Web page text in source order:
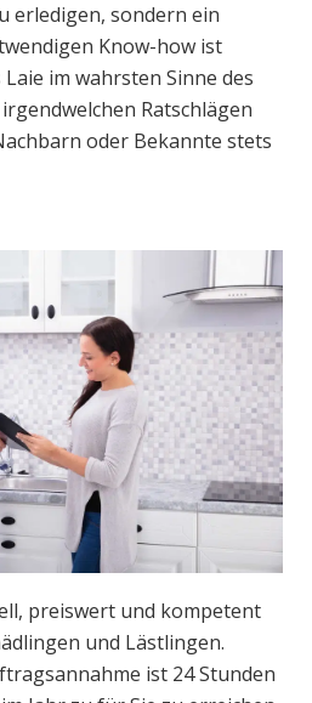
erledigen, sondern ein
Know-how ist
im wahrsten Sinne des
Ratschlägen
oder Bekannte stets
preiswert und kompetent
und Lästlingen.